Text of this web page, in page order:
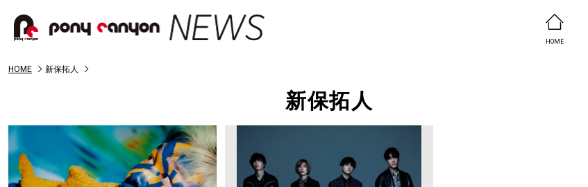
HOME
HOME 新保拓人
新保拓人